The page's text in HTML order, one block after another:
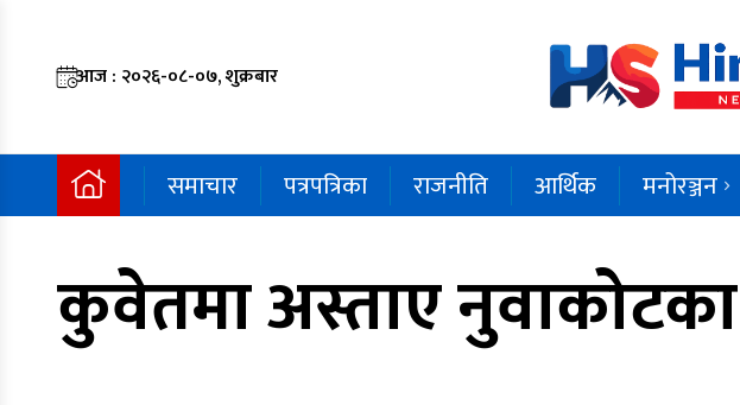
आज : २०२६-०८-०७, शुक्रबार
समाचार पत्रपत्रिका राजनीति आर्थिक मनोरञ्जन
कुवेतमा अस्ताए